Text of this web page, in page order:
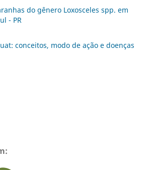
do gênero Loxosceles spp. em
- PR
conceitos, modo de ação e doenças